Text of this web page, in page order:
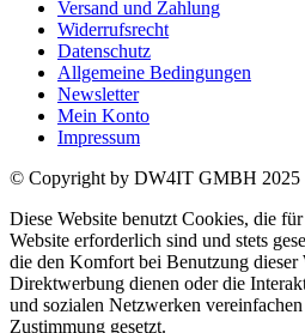
Versand und Zahlung
Widerrufsrecht
Datenschutz
Allgemeine Bedingungen
Newsletter
Mein Konto
Impressum
© Copyright by DW4IT GMBH 2025
Diese Website benutzt Cookies, die
Website erforderlich sind und stets
die den Komfort bei Benutzung dieser
Direktwerbung dienen oder die
und sozialen Netzwerken
Zustimmung gesetzt.